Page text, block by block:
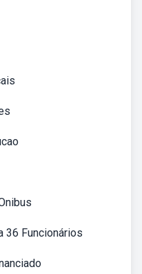
36 Funcionários